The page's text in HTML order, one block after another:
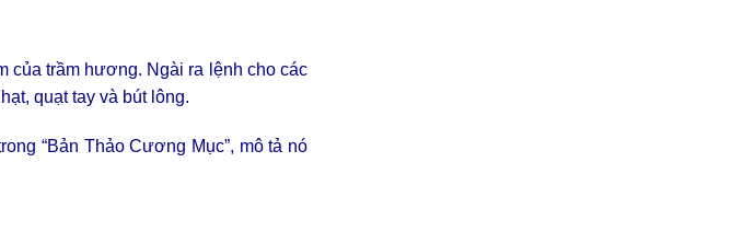
của trầm hương. Ngài ra lệnh cho các
quạt tay và bút lông.
“Bản Thảo Cương Mục”, mô tả nó